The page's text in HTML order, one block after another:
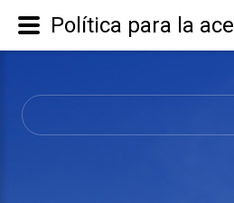
Buscar...